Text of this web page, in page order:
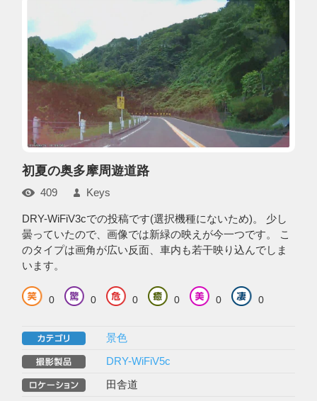
初夏の奥多摩周遊道路
409 Keys
DRY-WiFiV3cでの投稿です(選択機種にないため)。 少し
曇っていたので、画像では新緑の映えが今一つです。 こ
のタイプは画角が広い反面、車内も若干映り込んでしま
います。
0 0 0 0 0 0
景色
DRY-WiFiV5c
田舎道